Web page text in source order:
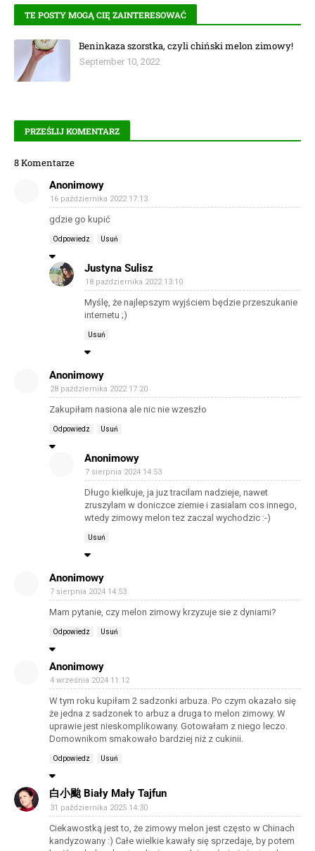
TE POSTY MOGĄ CIĘ ZAINTERESOWAĆ
Beninkaza szorstka, czyli chiński melon zimowy!
September 10, 2022
PRZEŚLIJ KOMENTARZ
8 Komentarze
Anonimowy
16 października 2022 17:13
gdzie go kupić
Odpowiedz Usuń
Justyna Sulisz
18 października 2022 13:10
Myślę, że najlepszym wyjściem będzie przeszukanie
internetu ;)
Usuń
Anonimowy
28 października 2022 17:20
Zakupiłam nasiona ale nic nie wzeszło
Odpowiedz Usuń
Anonimowy
7 sierpnia 2024 14:53
Długo kielkuje, ja juz tracilam nadzieje, nawet
zruszylam w doniczce ziemie i zasialam cos innego,
wtedy zimowy melon tez zaczal wychodzic :-)
Usuń
Anonimowy
7 sierpnia 2024 14:53
Mam pytanie, czy melon zimowy krzyzuje sie z dyniami?
Odpowiedz Usuń
Anonimowy
4 września 2024 11:12
W tym roku kupiłam 2 sadzonki arbuza. Po czym okazało się
że jedna z sadzonek to arbuz a druga to melon zimowy. W
uprawie jest nieskomplikowany. Gotowałam z niego leczo.
Domownikom smakowało bardziej niż z cukinii.
Odpowiedz Usuń
白小颱 Biały Mały Tajfun
31 października 2025 14:30
Ciekawostką jest to, że zimowy melon jest często w Chinach
kandyzowany :) Całe wielkie kawały się sprzedaje, by potem